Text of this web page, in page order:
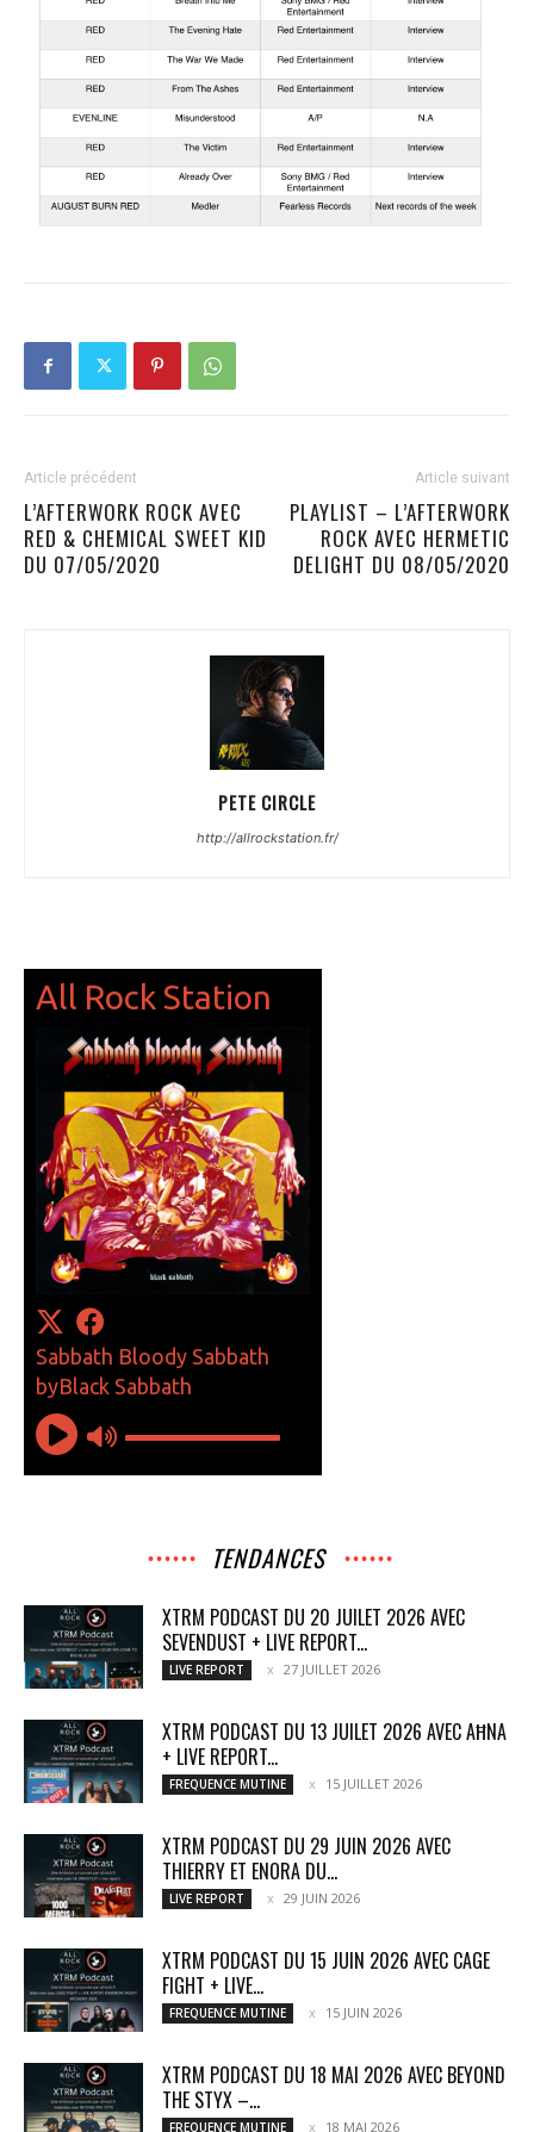
Article précédent
L’AFTERWORK ROCK AVEC
RED & CHEMICAL SWEET KID
DU 07/05/2020
Article suivant
PLAYLIST – L’AFTERWORK
ROCK AVEC HERMETIC
DELIGHT DU 08/05/2020
PETE CIRCLE
http://allrockstation.fr/
TENDANCES
XTRM PODCAST DU 20 JUILET 2026 AVEC
SEVENDUST + LIVE REPORT...
LIVE REPORT 27 JUILLET 2026
XTRM PODCAST DU 13 JUILET 2026 AVEC AĦNA
+ LIVE REPORT...
FREQUENCE MUTINE 15 JUILLET 2026
XTRM PODCAST DU 29 JUIN 2026 AVEC
THIERRY ET ENORA DU...
LIVE REPORT 29 JUIN 2026
XTRM PODCAST DU 15 JUIN 2026 AVEC CAGE
FIGHT + LIVE...
FREQUENCE MUTINE 15 JUIN 2026
XTRM PODCAST DU 18 MAI 2026 AVEC BEYOND
THE STYX –...
FREQUENCE MUTINE 18 MAI 2026